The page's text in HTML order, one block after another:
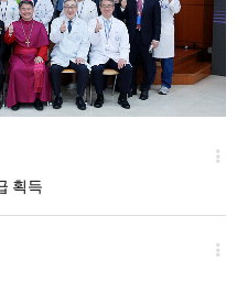
획득